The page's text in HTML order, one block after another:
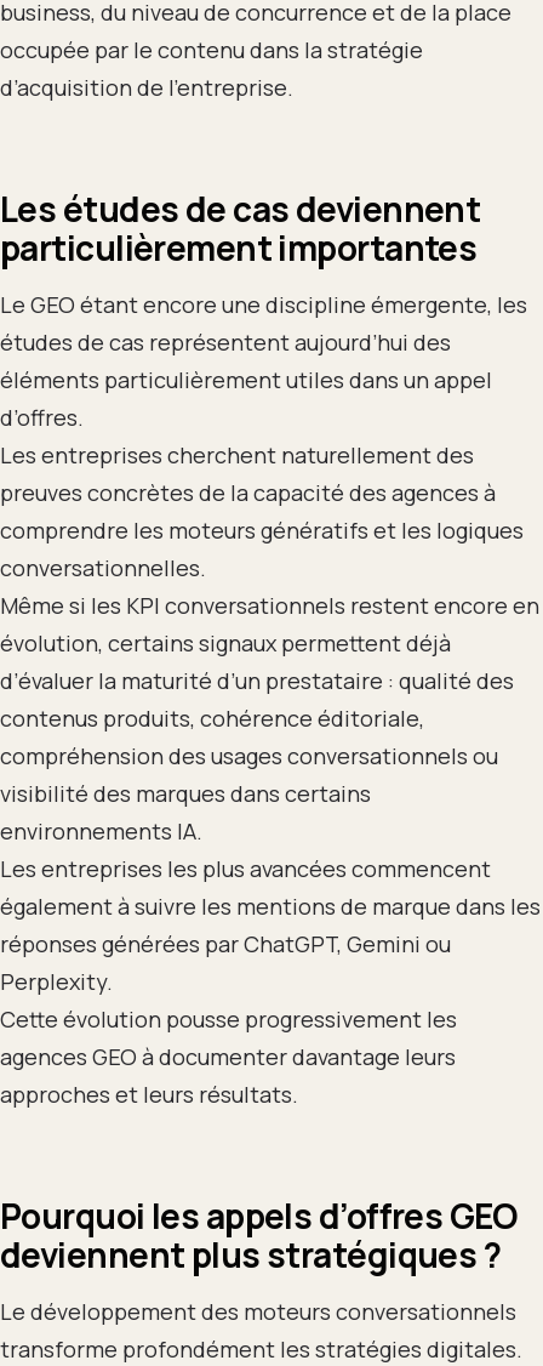
business, du niveau de concurrence et de la place
occupée par le contenu dans la stratégie
d’acquisition de l’entreprise.
Les études de cas deviennent
particulièrement importantes
Le GEO étant encore une discipline émergente, les
études de cas représentent aujourd’hui des
éléments particulièrement utiles dans un appel
d’offres.
Les entreprises cherchent naturellement des
preuves concrètes de la capacité des agences à
comprendre les moteurs génératifs et les logiques
conversationnelles.
Même si les KPI conversationnels restent encore en
évolution, certains signaux permettent déjà
d’évaluer la maturité d’un prestataire : qualité des
contenus produits, cohérence éditoriale,
compréhension des usages conversationnels ou
visibilité des marques dans certains
environnements IA.
Les entreprises les plus avancées commencent
également à suivre les mentions de marque dans les
réponses générées par ChatGPT, Gemini ou
Perplexity.
Cette évolution pousse progressivement les
agences GEO à documenter davantage leurs
approches et leurs résultats.
Pourquoi les appels d’offres GEO
deviennent plus stratégiques ?
Le développement des moteurs conversationnels
transforme profondément les stratégies digitales.